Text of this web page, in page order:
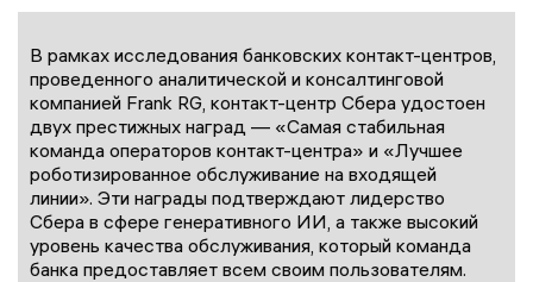
В рамках исследования банковских контакт-центров,
проведенного аналитической и консалтинговой
компанией Frank RG, контакт-центр Сбера удостоен
двух престижных наград — «Самая стабильная
команда операторов контакт-центра» и «Лучшее
роботизированное обслуживание на входящей
линии». Эти награды подтверждают лидерство
Сбера в сфере генеративного ИИ, а также высокий
уровень качества обслуживания, который команда
банка предоставляет всем своим пользователям.